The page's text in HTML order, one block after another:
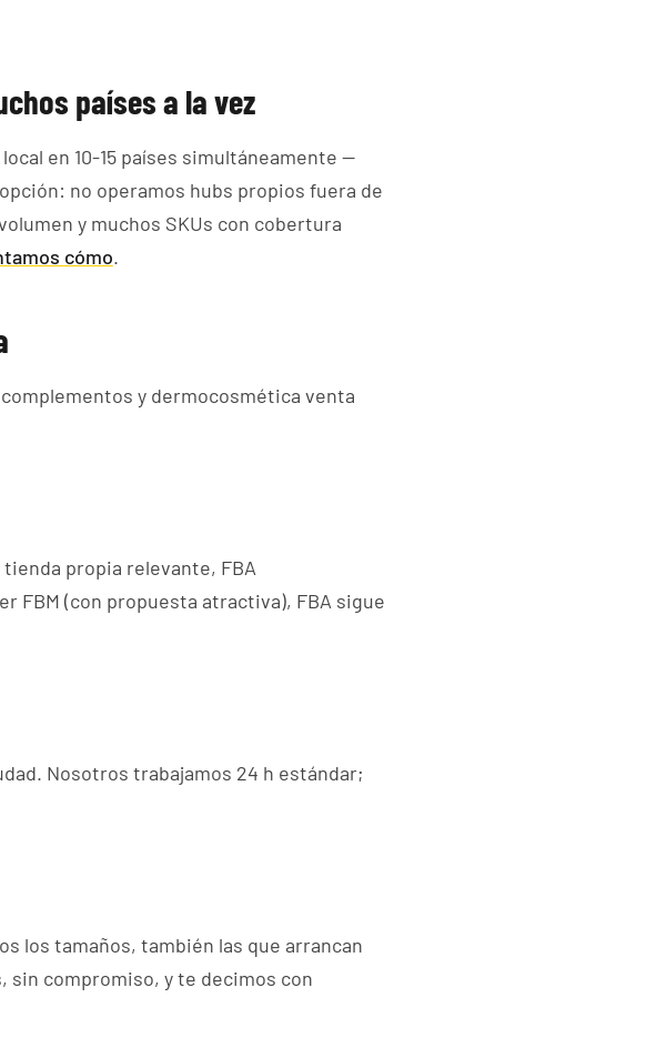
países a la vez
en 10-15 países simultáneamente —
no operamos hubs propios fuera de
y muchos SKUs con cobertura
cómo.
y dermocosmética venta
propia relevante, FBA
FBM (con propuesta atractiva), FBA sigue
Nosotros trabajamos 24 h estándar;
los tamaños, también las que arrancan
sin compromiso, y te decimos con